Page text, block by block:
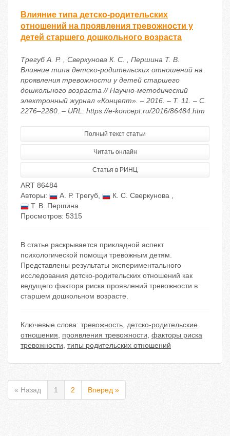
Влияние типа детско-родительских
отношений на проявления тревожности у
детей старшего дошкольного возраста
Трегуб А. Р. , Сверкунова К. С. , Першина Т. В.
Влияние типа детско-родительских отношений на
проявления тревожности у детей старшего
дошкольного возраста // Научно-методический
электронный журнал «Концепт». – 2016. – Т. 11. – С.
2276–2280. – URL: https://e-koncept.ru/2016/86484.htm
Полный текст статьи
Читать онлайн
Статья в РИНЦ
ART 86484
Авторы:
А. Р. Трегуб, К. С. Сверкунова ,
Т. В. Першина
Просмотров: 5315
В статье раскрывается прикладной аспект
психологической помощи тревожным детям.
Представлены результаты экспериментального
исследования детско-родительских отношений как
ведущего фактора риска проявлений тревожности в
старшем дошкольном возрасте.
Ключевые слова: тревожность, детско-родительские
отношения, проявления тревожности, факторы риска
тревожности, типы родительских отношений
« Назад 1 2 Вперед »